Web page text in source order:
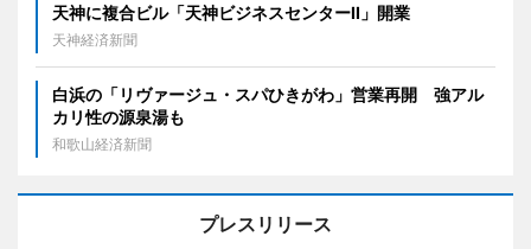
天神に複合ビル「天神ビジネスセンターII」開業
天神経済新聞
白浜の「リヴァージュ・スパひきがわ」営業再開 強アル
カリ性の源泉湯も
和歌山経済新聞
プレスリリース